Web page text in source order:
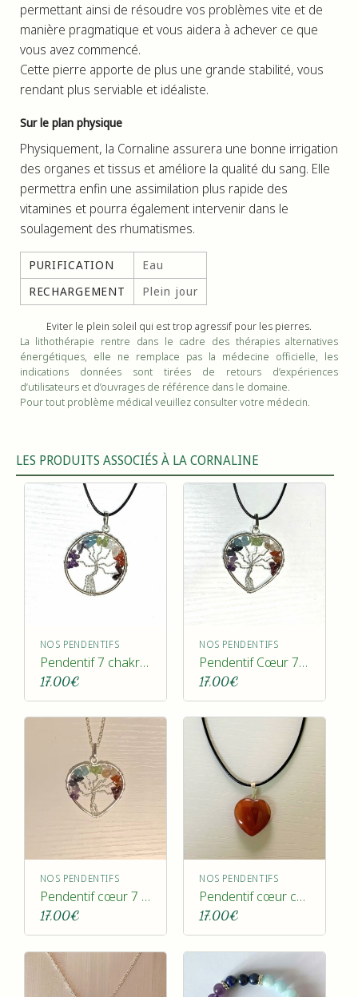
permettant ainsi de résoudre vos problèmes vite et de
manière pragmatique et vous aidera à achever ce que
vous avez commencé.
Cette pierre apporte de plus une grande stabilité, vous
rendant plus serviable et idéaliste.
Sur le plan physique
Physiquement, la Cornaline assurera une bonne irrigation
des organes et tissus et améliore la qualité du sang. Elle
permettra enfin une assimilation plus rapide des
vitamines et pourra également intervenir dans le
soulagement des rhumatismes.
PURIFICATION
Eau
RECHARGEMENT
Plein jour
Eviter le plein soleil qui est trop agressif pour les pierres.
La lithothérapie rentre dans le cadre des thérapies alternatives
énergétiques, elle ne remplace pas la médecine officielle, les
indications données sont tirées de retours d’expériences
d’utilisateurs et d’ouvrages de référence dans le domaine.
Pour tout problème médical veuillez consulter votre médecin.
LES PRODUITS ASSOCIÉS À LA CORNALINE
NOS PENDENTIFS
Pendentif 7 chakras
17,00€
NOS PENDENTIFS
Pendentif Cœur 7 chakras
17,00€
NOS PENDENTIFS
Pendentif cœur 7 chakras
17,00€
NOS PENDENTIFS
Pendentif cœur cornaline
17,00€